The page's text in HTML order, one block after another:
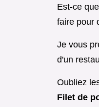
Est-ce
faire pour
Je vous
d'un
Oubliez
Filet de